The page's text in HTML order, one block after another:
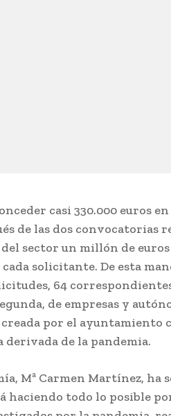
casi 330.000 euros en
de las dos convocatorias
sector un millón de
solicitante. De esta
64
de empresas y
por el ayuntamiento
de la pandemia.
Mª Carmen Martínez, ha
haciendo todo lo posible